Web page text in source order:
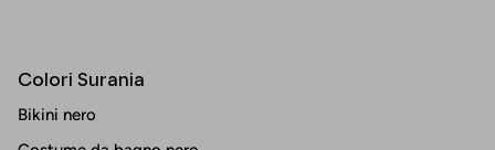
Colori Surania
Bikini nero